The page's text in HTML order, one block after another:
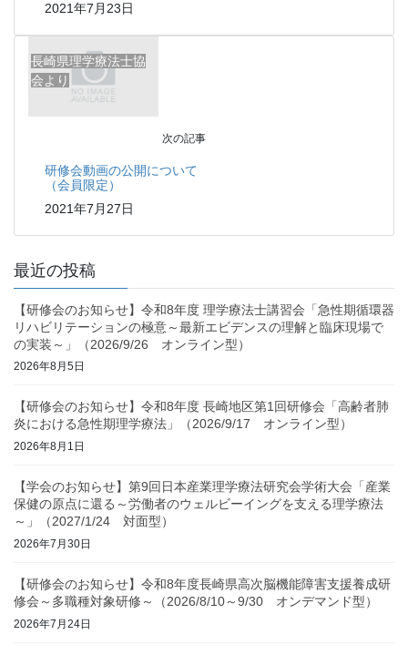
2021年7月23日
長崎県理学療法士協
会より
次の記事
研修会動画の公開について
（会員限定）
2021年7月27日
最近の投稿
【研修会のお知らせ】令和8年度 理学療法士講習会「急性期循環器
リハビリテーションの極意～最新エビデンスの理解と臨床現場で
の実装～」（2026/9/26 オンライン型）
2026年8月5日
【研修会のお知らせ】令和8年度 長崎地区第1回研修会「高齢者肺
炎における急性期理学療法」（2026/9/17 オンライン型）
2026年8月1日
【学会のお知らせ】第9回日本産業理学療法研究会学術大会「産業
保健の原点に還る～労働者のウェルビーイングを支える理学療法
～」（2027/1/24 対面型）
2026年7月30日
【研修会のお知らせ】令和8年度長崎県高次脳機能障害支援養成研
修会～多職種対象研修～（2026/8/10～9/30 オンデマンド型）
2026年7月24日